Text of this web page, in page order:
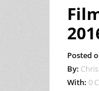
Posted
By: Chris
With: 0